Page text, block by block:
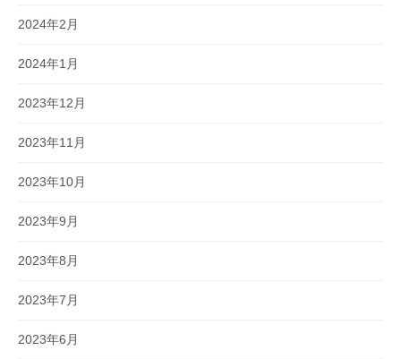
2024年2月
2024年1月
2023年12月
2023年11月
2023年10月
2023年9月
2023年8月
2023年7月
2023年6月